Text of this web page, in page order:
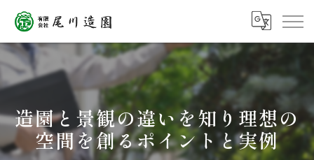
造園と景観の違いを知り理想の
空間を創るポイントと実例